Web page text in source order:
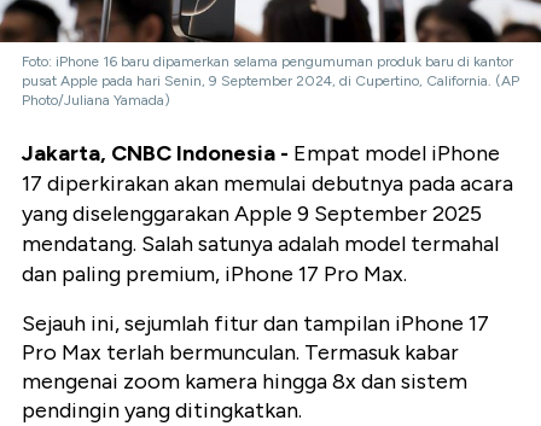
Foto: iPhone 16 baru dipamerkan selama pengumuman produk baru di kantor
pusat Apple pada hari Senin, 9 September 2024, di Cupertino, California. (AP
Photo/Juliana Yamada)
Jakarta, CNBC Indonesia - Empat model iPhone
17 diperkirakan akan memulai debutnya pada acara
yang diselenggarakan Apple 9 September 2025
mendatang. Salah satunya adalah model termahal
dan paling premium, iPhone 17 Pro Max.
Sejauh ini, sejumlah fitur dan tampilan iPhone 17
Pro Max terlah bermunculan. Termasuk kabar
mengenai zoom kamera hingga 8x dan sistem
pendingin yang ditingkatkan.